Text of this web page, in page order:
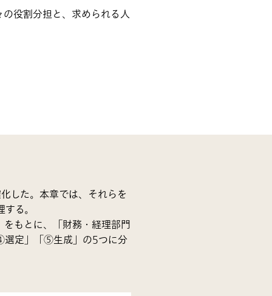
役割分担と、求められる人
した。本章では、それらを
る。
をもとに、「財務・経理部門
定」「⑤生成」の5つに分